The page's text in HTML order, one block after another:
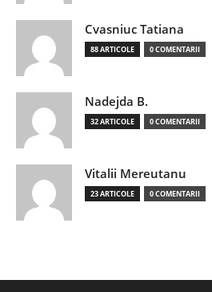
Cvasniuc Tatiana
88 ARTICOLE 0 COMENTARII
Nadejda B.
32 ARTICOLE 0 COMENTARII
Vitalii Mereutanu
23 ARTICOLE 0 COMENTARII